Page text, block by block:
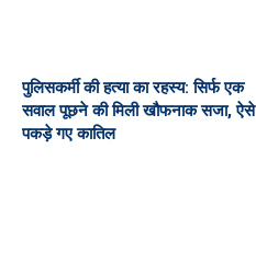
पुलिसकर्मी की हत्या का रहस्य: सिर्फ एक
सवाल पूछने की मिली खौफनाक सजा, ऐसे
पकड़े गए कातिल